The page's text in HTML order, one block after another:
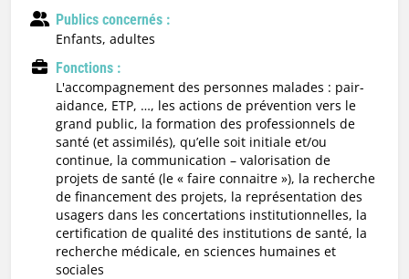
Publics concernés :
enfants, adultes
Fonctions :
l'accompagnement des personnes malades : pair-
aidance, ETP, …, les actions de prévention vers le
grand public, la formation des professionnels de
santé (et assimilés), qu’elle soit initiale et/ou
continue, la communication – valorisation de
projets de santé (le « faire connaitre »), la recherche
de financement des projets, la représentation des
usagers dans les concertations institutionnelles, la
certification de qualité des institutions de santé, la
recherche médicale, en sciences humaines et
sociales